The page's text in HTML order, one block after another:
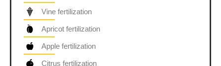
Vine fertilization
Apricot fertilization
Apple fertilization
Citrus fertilization